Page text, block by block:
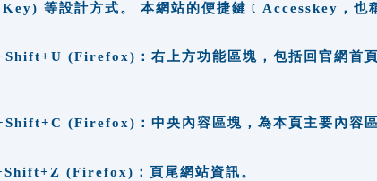
等設計方式。 本網站的便捷鍵﹝Accesskey，也
(Firefox)：右上方功能區塊，包括回官網首頁
(Firefox)：中央內容區塊，為本頁主要內容區
(Firefox)：頁尾網站資訊。